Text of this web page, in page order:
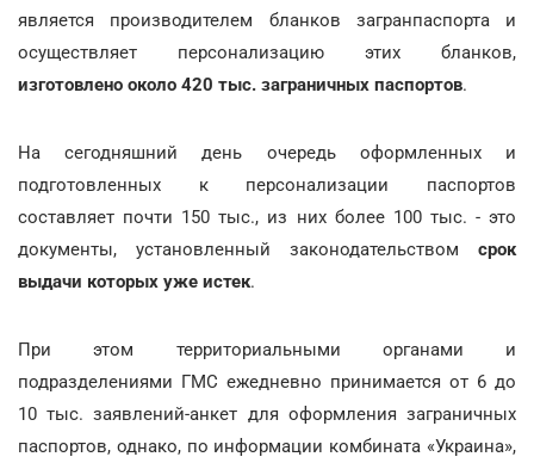
является производителем бланков загранпаспорта и
осуществляет персонализацию этих бланков,
изготовлено около 420 тыс. заграничных паспортов.
На сегодняшний день очередь оформленных и
подготовленных к персонализации паспортов
составляет почти 150 тыс., из них более 100 тыс. - это
документы, установленный законодательством срок
выдачи которых уже истек.
При этом территориальными органами и
подразделениями ГМС ежедневно принимается от 6 до
10 тыс. заявлений-анкет для оформления заграничных
паспортов, однако, по информации комбината «Украина»,